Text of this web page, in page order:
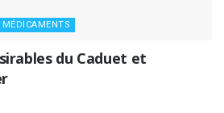
du Caduet et